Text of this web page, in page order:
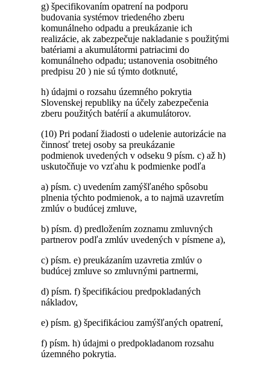
g) špecifikovaním opatrení na podporu
budovania systémov triedeného zberu
komunálneho odpadu a preukázanie ich
realizácie, ak zabezpečuje nakladanie s použitými
batériami a akumulátormi patriacimi do
komunálneho odpadu; ustanovenia osobitného
predpisu 20 ) nie sú týmto dotknuté,
h) údajmi o rozsahu územného pokrytia
Slovenskej republiky na účely zabezpečenia
zberu použitých batérií a akumulátorov.
(10) Pri podaní žiadosti o udelenie autorizácie na
činnosť tretej osoby sa preukázanie
podmienok uvedených v odseku 9 písm. c) až h)
uskutočňuje vo vzťahu k podmienke podľa
a) písm. c) uvedením zamýšľaného spôsobu
plnenia týchto podmienok, a to najmä uzavretím
zmlúv o budúcej zmluve,
b) písm. d) predložením zoznamu zmluvných
partnerov podľa zmlúv uvedených v písmene a),
c) písm. e) preukázaním uzavretia zmlúv o
budúcej zmluve so zmluvnými partnermi,
d) písm. f) špecifikáciou predpokladaných
nákladov,
e) písm. g) špecifikáciou zamýšľaných opatrení,
f) písm. h) údajmi o predpokladanom rozsahu
územného pokrytia.